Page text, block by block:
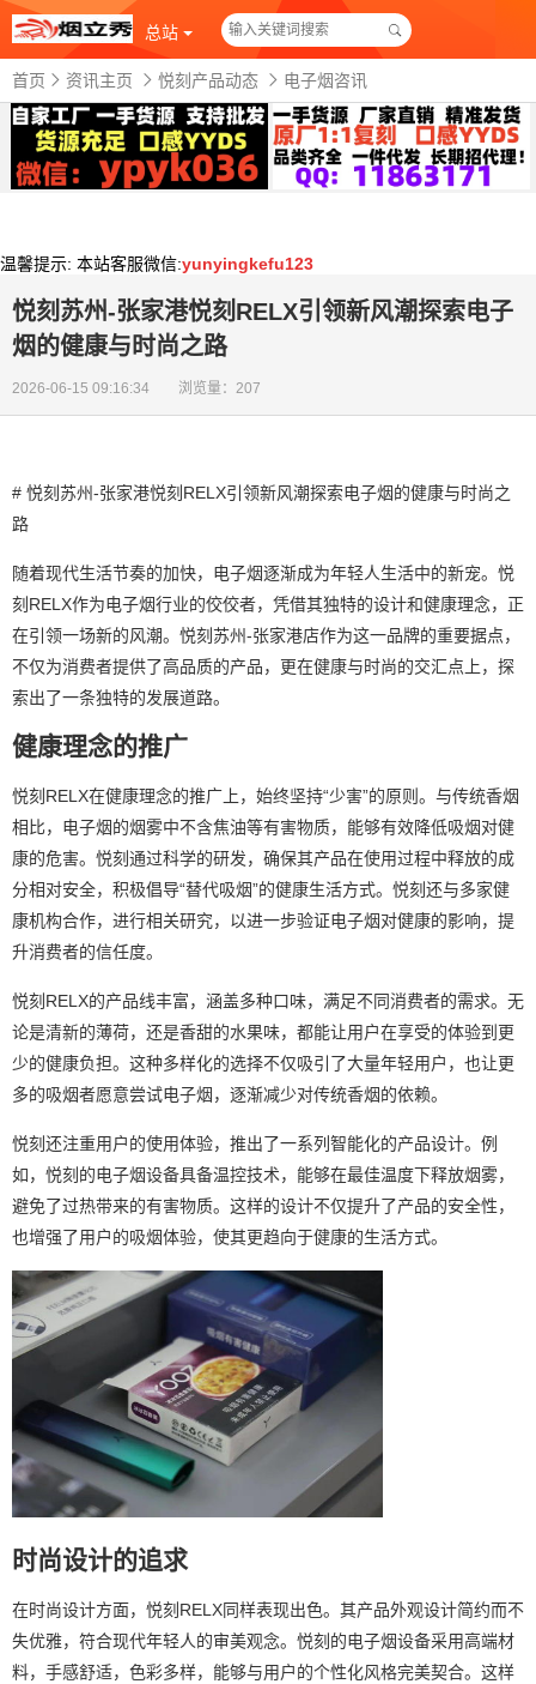
总站
首页 资讯主页 悦刻产品动态 电子烟咨讯
温馨提示: 本站客服微信:yunyingkefu123
悦刻苏州-张家港悦刻RELX引领新风潮探索电子
烟的健康与时尚之路
2026-06-15 09:16:34 浏览量：207
# 悦刻苏州-张家港悦刻RELX引领新风潮探索电子烟的健康与时尚之
路
随着现代生活节奏的加快，电子烟逐渐成为年轻人生活中的新宠。悦
刻RELX作为电子烟行业的佼佼者，凭借其独特的设计和健康理念，正
在引领一场新的风潮。悦刻苏州-张家港店作为这一品牌的重要据点，
不仅为消费者提供了高品质的产品，更在健康与时尚的交汇点上，探
索出了一条独特的发展道路。
健康理念的推广
悦刻RELX在健康理念的推广上，始终坚持“少害”的原则。与传统香烟
相比，电子烟的烟雾中不含焦油等有害物质，能够有效降低吸烟对健
康的危害。悦刻通过科学的研发，确保其产品在使用过程中释放的成
分相对安全，积极倡导“替代吸烟”的健康生活方式。悦刻还与多家健
康机构合作，进行相关研究，以进一步验证电子烟对健康的影响，提
升消费者的信任度。
悦刻RELX的产品线丰富，涵盖多种口味，满足不同消费者的需求。无
论是清新的薄荷，还是香甜的水果味，都能让用户在享受的体验到更
少的健康负担。这种多样化的选择不仅吸引了大量年轻用户，也让更
多的吸烟者愿意尝试电子烟，逐渐减少对传统香烟的依赖。
悦刻还注重用户的使用体验，推出了一系列智能化的产品设计。例
如，悦刻的电子烟设备具备温控技术，能够在最佳温度下释放烟雾，
避免了过热带来的有害物质。这样的设计不仅提升了产品的安全性，
也增强了用户的吸烟体验，使其更趋向于健康的生活方式。
时尚设计的追求
在时尚设计方面，悦刻RELX同样表现出色。其产品外观设计简约而不
失优雅，符合现代年轻人的审美观念。悦刻的电子烟设备采用高端材
料，手感舒适，色彩多样，能够与用户的个性化风格完美契合。这样